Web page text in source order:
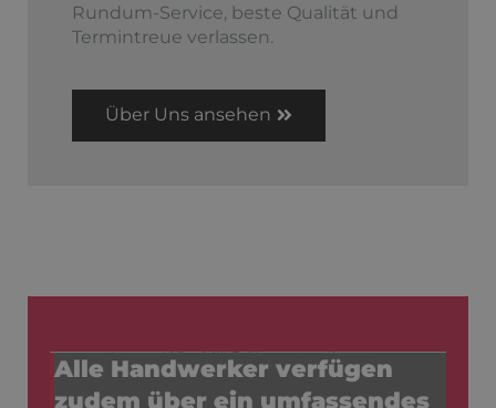
Rundum-Service, beste Qualität und
Termintreue verlassen.
Über Uns ansehen
Alle Handwerker verfügen
zudem über ein umfassendes